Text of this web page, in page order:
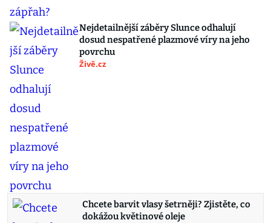
Nejdetailnější záběry Slunce odhalují
dosud nespatřené plazmové víry na jeho
povrchu
Živě.cz
Chcete barvit vlasy šetrněji? Zjistěte, co
dokážou květinové oleje